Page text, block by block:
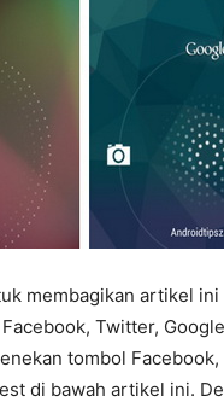
membagikan artikel ini
Twitter,
tombol Facebook,
di bawah artikel ini.